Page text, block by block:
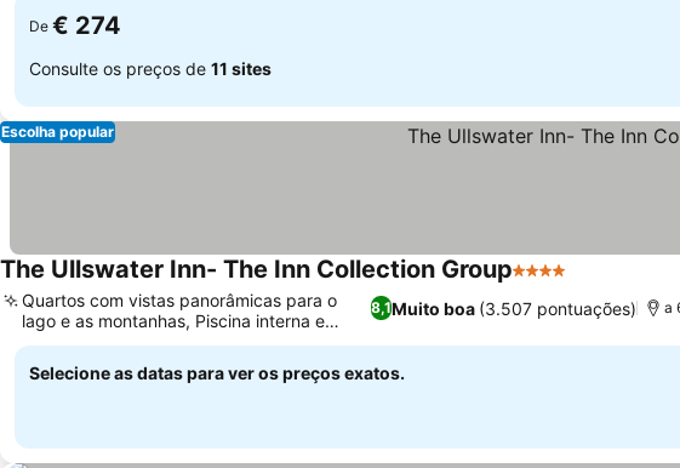
De € 274
Consulte os preços de 11 sites
Escolha popular
The Ullswater Inn- The Inn Collection Group4 Estrelas
8,1Muito boa (3.507 pontuações)
Quartos com vistas panorâmicas para o
lago e as montanhas, Piscina interna e
sauna para relaxar
a
Selecione as datas para ver os preços exatos.